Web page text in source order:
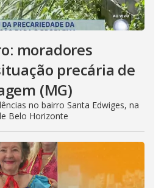
moradores
precária de
(MG)
no bairro Santa Edwiges, na
Belo Horizonte